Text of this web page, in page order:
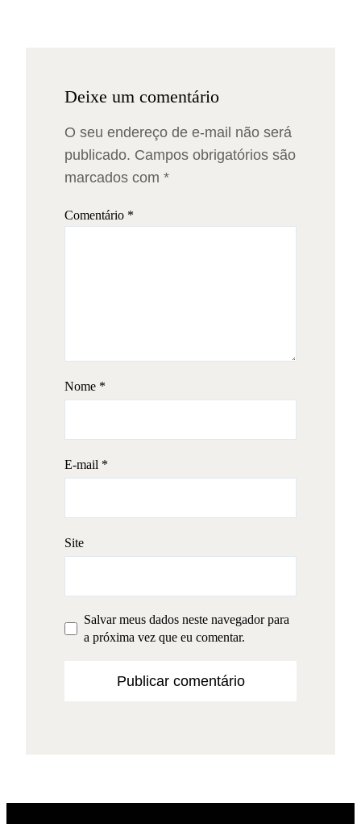
Deixe um comentário
O seu endereço de e-mail não será
publicado. Campos obrigatórios são
marcados com *
Comentário *
Nome *
E-mail *
Site
Salvar meus dados neste navegador para
a próxima vez que eu comentar.